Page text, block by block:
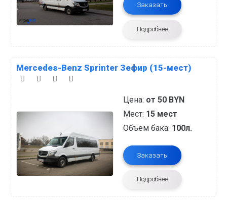
Заказать
Подробнее
Mercedes-Benz Sprinter Зефир (15-мест)
Цена: от 50 BYN
Мест: 15 мест
Объем бака: 100л.
Заказать
Подробнее